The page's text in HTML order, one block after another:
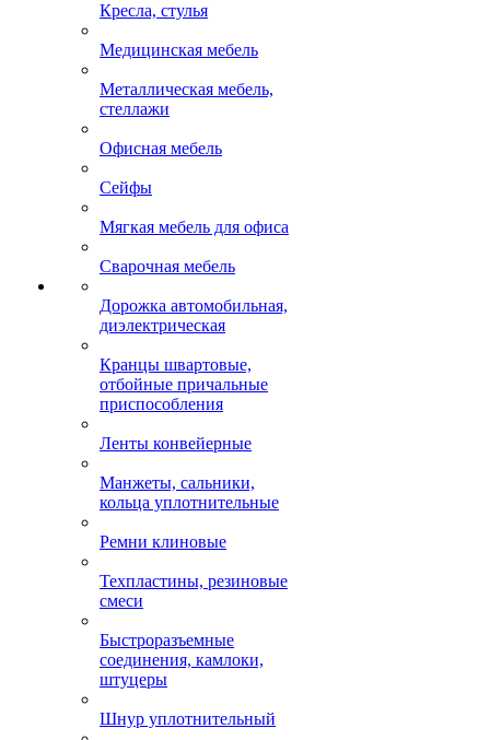
Кресла, стулья
Медицинская мебель
Металлическая мебель,
стеллажи
Офисная мебель
Сейфы
Мягкая мебель для офиса
Сварочная мебель
Дорожка автомобильная,
диэлектрическая
Кранцы швартовые,
отбойные причальные
приспособления
Ленты конвейерные
Манжеты, сальники,
кольца уплотнительные
Ремни клиновые
Техпластины, резиновые
смеси
Быстроразъемные
соединения, камлоки,
штуцеры
Шнур уплотнительный